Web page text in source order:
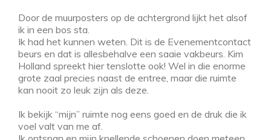
Door de muurposters op de achtergrond lijkt het alsof
ik in een bos sta.
Ik had het kunnen weten. Dit is de Evenementcontact
beurs en dat is allesbehalve een saaie vakbeurs. Kim
Holland spreekt hier tenslotte ook! Wel in die enorme
grote zaal precies naast de entree, maar die ruimte
kan nooit zo leuk zijn als deze.
Ik bekijk “mijn” ruimte nog eens goed en de druk die ik
voel valt van me af.